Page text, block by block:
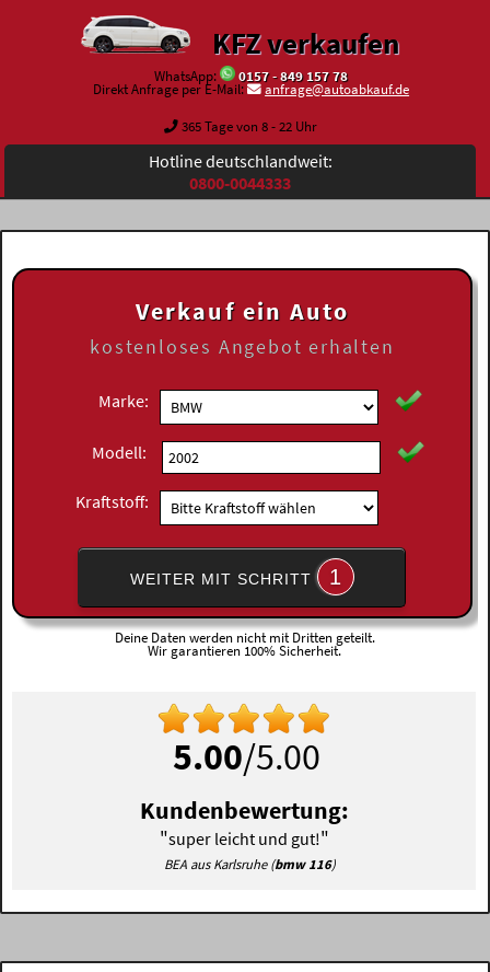
KFZ verkaufen
WhatsApp:
0157 - 849 157 78
Direkt Anfrage per E-Mail:
anfrage@autoabkauf.de
365 Tage von 8 - 22 Uhr
Hotline deutschlandweit:
0800-0044333
Verkauf ein Auto
kostenloses Angebot erhalten
Marke:
Modell:
Kraftstoff:
WEITER MIT SCHRITT 1
Deine Daten werden nicht mit Dritten geteilt.
Wir garantieren 100% Sicherheit.
5.00/5.00
Kundenbewertung:
"super leicht und gut!"
BEA aus Karlsruhe (bmw 116)